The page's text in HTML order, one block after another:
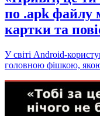
по .apk файлу
картки та
У світі Android-
головною фішкою,